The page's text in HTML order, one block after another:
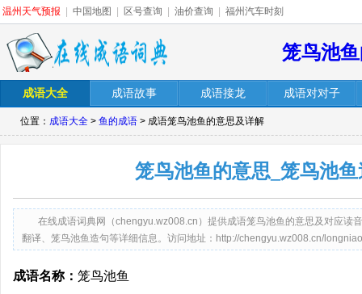
温州天气预报 中国地图 区号查询 油价查询 福州汽车时刻
笼鸟池
成语大全 成语故事 成语接龙 成语对对子
位置： 成语大全 > 鱼的成语 > 成语笼鸟池鱼的意思及详解
笼鸟池鱼的意思_笼鸟池
在线成语词典网（chengyu.wz008.cn）提供成语笼鸟池鱼的意思及对应读
翻译、笼鸟池鱼造句等详细信息。访问地址：http://chengyu.wz008.cn/
成语名称： 笼鸟池鱼